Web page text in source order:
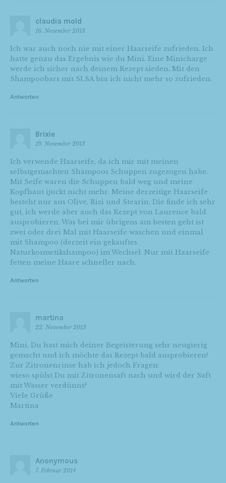
claudia mold
16. November 2013
Ich war auch noch nie mit einer Haarseife zufrieden. Ich
hatte genau das Ergebnis wie du Mini. Eine Minicharge
werde ich sicher nach deinem Rezept sieden. Mit den
Shampoobars mit SLSA bin ich nicht mehr so zufrieden.
Antworten
Brixie
19. November 2013
Ich verwende Haarseife, da ich mir mit meinen
selbstgemachten Shampoos Schuppen zugezogen habe.
Mit Seife waren die Schuppen bald weg und meine
Kopfhaut ijuckt nicht mehr. Meine derzeitige Haarseife
besteht nur aus Olive, Rizi und Stearin. Die finde ich sehr
gut, ich werde aber auch das Rezept von Laurence bald
ausprobieren. Was bei mir übrigens am besten geht ist
zwei oder drei Mal mit Haarseife waschen und einmal
mit Shampoo (derzeit ein gekauftes
Naturkosmetikshampoo) im Wechsel. Nur mit Haarseife
fetten meine Haare schneller nach.
Antworten
martina
22. November 2013
Mini, Du hast mich deiner Begeisterung sehr neugierig
gemacht und ich möchte das Rezept bald ausprobieren!
Zur Zitronenrinse hab ich jedoch Fragen:
wieso spülst Du mit Zitronensaft nach und wird der Saft
mit Wasser verdünnt?
Viele Grüße
Martina
Antworten
Anonymous
7. Februar 2014